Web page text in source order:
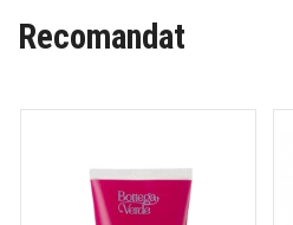
Recomandat